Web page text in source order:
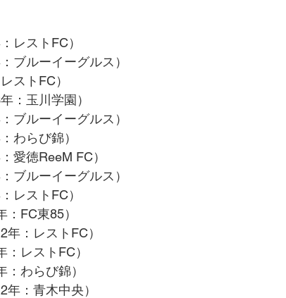
レストFC）
ブルーイーグルス）
ストFC）
：玉川学園）
ブルーイーグルス）
わらび錦）
愛徳ReeM FC）
ブルーイーグルス）
レストFC）
FC東85）
：レストFC）
レストFC）
わらび錦）
：青木中央）